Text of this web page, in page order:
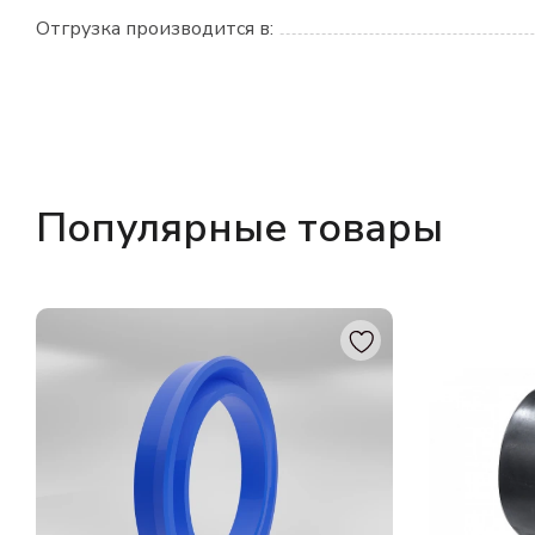
Отгрузка производится в:
Популярные товары